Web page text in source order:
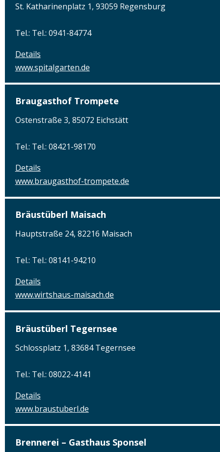
St. Katharinenplatz 1, 93059 Regensburg
Tel.: Tel.: 0941-84774
Details
www.spitalgarten.de
Braugasthof Trompete
Ostenstraße 3, 85072 Eichstätt
Tel.: Tel.: 08421-98170
Details
www.braugasthof-trompete.de
Bräustüberl Maisach
Hauptstraße 24, 82216 Maisach
Tel.: Tel.: 08141-94210
Details
www.wirtshaus-maisach.de
Bräustüberl Tegernsee
Schlossplatz 1, 83684 Tegernsee
Tel.: Tel.: 08022-4141
Details
www.braustuberl.de
Brennerei – Gasthaus Sponsel